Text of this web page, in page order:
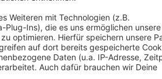
wie es mit der Oper weiter gehen